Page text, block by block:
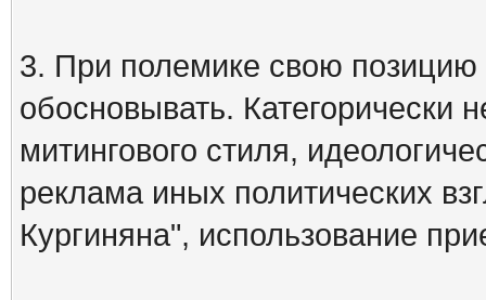
3. При полемике свою
обосновывать. Категорически
митингового стиля,
реклама иных политических
Кургиняна", использование